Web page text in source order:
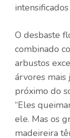
O desbaste
combinado
arbustos
árvores mais
próximo do
“Eles
ele. Mas os
madeireira